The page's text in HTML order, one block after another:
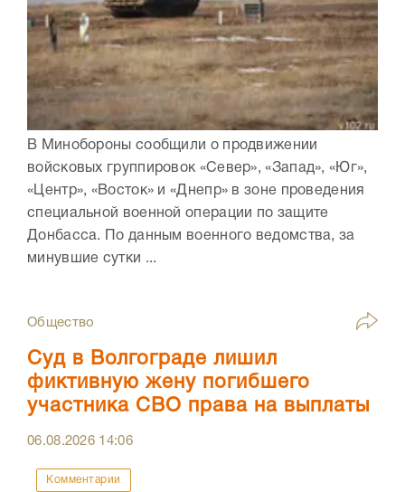
В Минобороны сообщили о продвижении
войсковых группировок «Север», «Запад», «Юг»,
«Центр», «Восток» и «Днепр» в зоне проведения
специальной военной операции по защите
Донбасса. По данным военного ведомства, за
минувшие сутки ...
Общество
Суд в Волгограде лишил
фиктивную жену погибшего
участника СВО права на выплаты
06.08.2026 14:06
Комментарии